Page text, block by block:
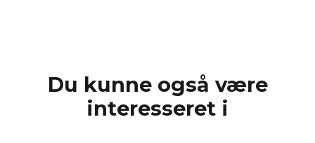
Du kunne også være
interesseret i